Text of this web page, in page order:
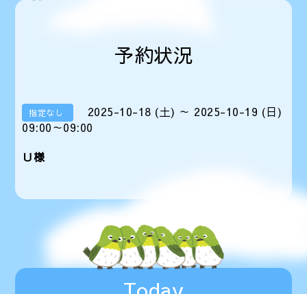
予約状況
指定なし
2025-10-18 (土) ～ 2025-10-19 (日)
09:00～09:00
Ｕ様